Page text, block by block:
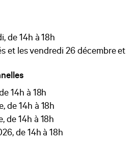
de 14h à 18h
et les vendredi 26 décembre et
14h à 18h
de 14h à 18h
de 14h à 18h
de 14h à 18h